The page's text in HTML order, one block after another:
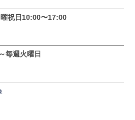
祝日10:00〜17:00
毎週火曜日